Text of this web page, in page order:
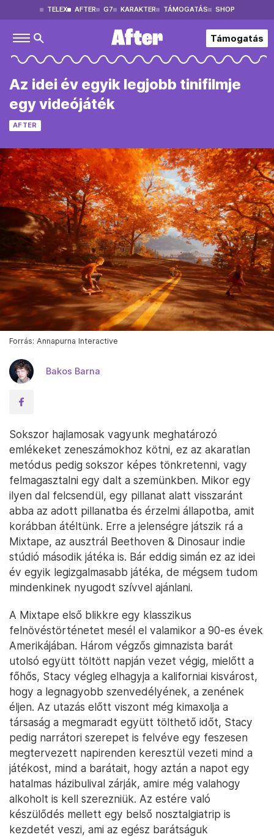
TELEX AFTER G7 KARAKTER TÁMOGATÁS SHOP
Támogatás
Az idei év egyik legjobb tinifilmje
egy videójáték
AFTER
Forrás: Annapurna Interactive
Bakos Barna
Sokszor hajlamosak vagyunk meghatározó
emlékeket zeneszámokhoz kötni, ez az akaratlan
metódus pedig sokszor képes tönkretenni, vagy
felmagasztalni egy dalt a szemünkben. Mikor egy
ilyen dal felcsendül, egy pillanat alatt visszaránt
abba az adott pillanatba és érzelmi állapotba, amit
korábban átéltünk. Erre a jelenségre játszik rá a
Mixtape, az ausztrál Beethoven & Dinosaur indie
stúdió második játéka is. Bár eddig simán ez az idei
év egyik legizgalmasabb játéka, de mégsem tudom
mindenkinek nyugodt szívvel ajánlani.
A Mixtape első blikkre egy klasszikus
felnövéstörténetet mesél el valamikor a 90-es évek
Amerikájában. Három végzős gimnazista barát
utolsó együtt töltött napján vezet végig, mielőtt a
főhős, Stacy végleg elhagyja a kaliforniai kisvárost,
hogy a legnagyobb szenvedélyének, a zenének
éljen. Az utazás előtt viszont még kimaxolja a
társaság a megmaradt együtt tölthető időt, Stacy
pedig narrátori szerepet is felvéve egy feszesen
megtervezett napirenden keresztül vezeti mind a
játékost, mind a barátait, hogy aztán a napot egy
hatalmas házibulival zárják, amire még valahogy
alkoholt is kell szerezniük. Az estére való
készülődés mellett egy belső nosztalgiatrip is
kezdetét veszi, ami az egész barátságuk